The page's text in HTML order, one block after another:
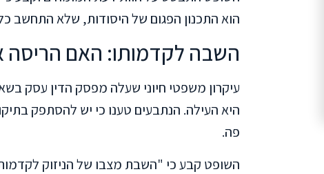
הוא התכנון הפגום של היסודות, שלא התחשב
השבה לקדמותו: האם הריסה
עיקרון משפטי חיוני שעלה מפסק הדין עסק
היא העילה. הנתבעים טענו כי יש להסתפק
פה.
השופט קבע כי "השבת מצבו של הניזוק